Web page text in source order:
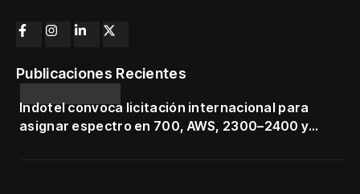
Publicaciones Recientes
Indotel convoca licitación internacional para
asignar espectro en 700, AWS, 2300–2400 y